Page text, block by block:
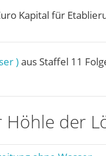
Kapital für
)aus Staffel 11
Höhle der